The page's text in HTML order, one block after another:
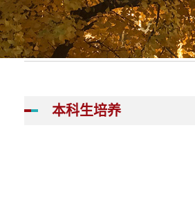
本科生培养